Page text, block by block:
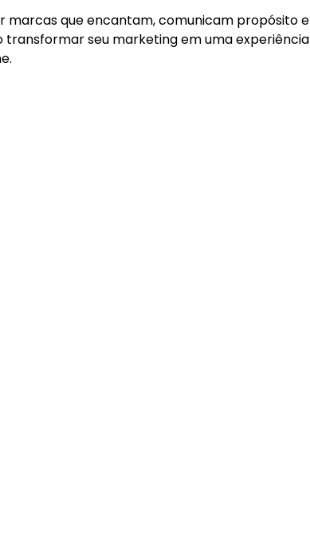
marcas que encantam, comunicam propósito e
transformar seu marketing em uma experiência